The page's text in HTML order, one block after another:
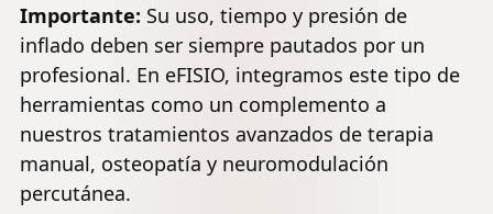
Importante: Su uso, tiempo y presión de
inflado deben ser siempre pautados por un
profesional. En eFISIO, integramos este tipo de
herramientas como un complemento a
nuestros tratamientos avanzados de terapia
manual, osteopatía y neuromodulación
percutánea.